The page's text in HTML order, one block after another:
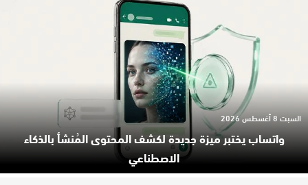
واتساب يختبر ميزة جديدة لكشف المحتوى المُنشأ بالذكاء
الاصطناعي
السبت 8 أغسطس 2026